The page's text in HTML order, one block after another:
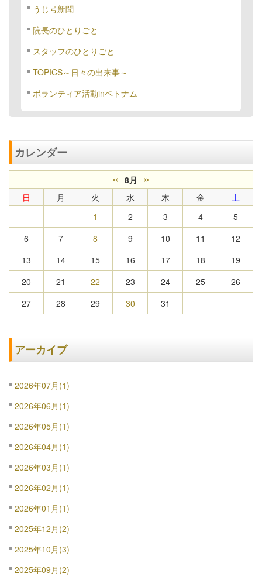
うじ号新聞
院長のひとりごと
スタッフのひとりごと
TOPICS～日々の出来事～
ボランティア活動inベトナム
カレンダー
« 8月 »
日 月 火 水 木 金
土
1
2 3 4
5
6
7 8 9 10 11
12
13
14 15 16 17 18
19
20
21 22 23 24 25
26
27
28 29 30 31
アーカイブ
2026年07月(1)
2026年06月(1)
2026年05月(1)
2026年04月(1)
2026年03月(1)
2026年02月(1)
2026年01月(1)
2025年12月(2)
2025年10月(3)
2025年09月(2)